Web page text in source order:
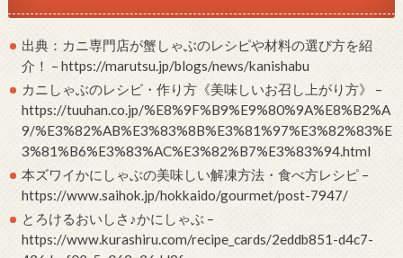
出典：カニ専門店が蟹しゃぶのレシピや材料の選び方を紹
介！ – https://marutsu.jp/blogs/news/kanishabu
カニしゃぶのレシピ・作り方《美味しいお召し上がり方》 –
https://tuuhan.co.jp/%E8%9F%B9%E9%80%9A%E8%B2%A
9/%E3%82%AB%E3%83%8B%E3%81%97%E3%82%83%E
3%81%B6%E3%83%AC%E3%82%B7%E3%83%94.html
本ズワイかにしゃぶの美味しい解凍方法・食べ方レシピ –
https://www.saihok.jp/hokkaido/gourmet/post-7947/
とろけるおいしさ♪かにしゃぶ –
https://www.kurashiru.com/recipe_cards/2eddb851-d4c7-